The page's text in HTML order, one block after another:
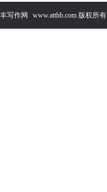
写作网 www.atthb.com 版权所有